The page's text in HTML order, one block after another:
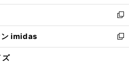
開
く
ウ
で
開
く
ン
ド
ウ
で
開
ウ
ィ
ン
ド
ウ
し
い
ウ
ィ
ン
新
し
い
ウ
ン imidas
新
し
ズ